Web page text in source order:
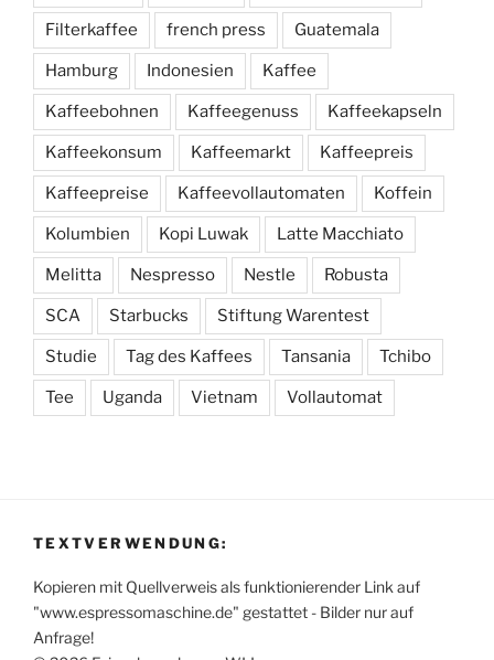
Filterkaffee french press Guatemala
Hamburg Indonesien Kaffee
Kaffeebohnen Kaffeegenuss Kaffeekapseln
Kaffeekonsum Kaffeemarkt Kaffeepreis
Kaffeepreise Kaffeevollautomaten Koffein
Kolumbien Kopi Luwak Latte Macchiato
Melitta Nespresso Nestle Robusta
SCA Starbucks Stiftung Warentest
Studie Tag des Kaffees Tansania Tchibo
Tee Uganda Vietnam Vollautomat
TEXTVERWENDUNG:
Kopieren mit Quellverweis als funktionierender Link auf
"www.espressomaschine.de" gestattet - Bilder nur auf
Anfrage!